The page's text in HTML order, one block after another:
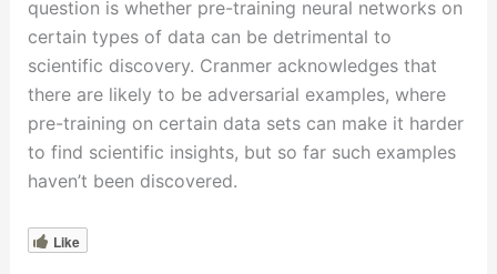
question is whether pre-training neural networks on
certain types of data can be detrimental to
scientific discovery. Cranmer acknowledges that
there are likely to be adversarial examples, where
pre-training on certain data sets can make it harder
to find scientific insights, but so far such examples
haven’t been discovered.
Like